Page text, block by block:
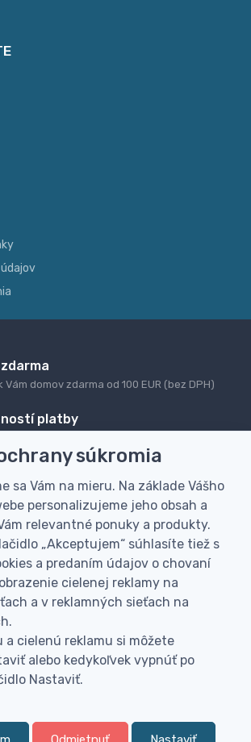
Vám domov zdarma od 100 EUR (bez DPH)
platby
vlastný originálny darček
z ktorého Vám pomôžeme vybrať
súkromia
sa Vám na mieru. Na základe Vášho
personalizujeme jeho obsah a
relevantné ponuky a produkty.
„Akceptujem“ súhlasíte tiež s
a predaním údajov o chovaní
cielenej reklamy na
a v reklamných sieťach na
a cielenú reklamu si môžete
alebo kedykoľvek vypnúť po
Nastaviť.